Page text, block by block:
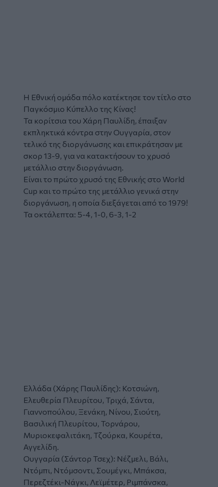
Η Εθνική ομάδα πόλο κατέκτησε τον τίτλο στο
Παγκόσμιο Κύπελλο της Κίνας!
Τα κορίτσια του Χάρη Παυλίδη, έπαιξαν
εκπληκτικά κόντρα στην Ουγγαρία, στον
τελικό της διοργάνωσης και επικράτησαν με
σκορ 13-9, για να κατακτήσουν το χρυσό
μετάλλιο στην διοργάνωση.
Είναι το πρώτο χρυσό της Εθνικής στο World
Cup και το πρώτο της μετάλλιο γενικά στην
διοργάνωση, η οποία διεξάγεται από το 1979!
Τα οκτάλεπτα: 5-4, 1-0, 6-3, 1-2
Ελλάδα (Χάρης Παυλίδης): Κοτσιώνη,
Ελευθερία Πλευρίτου, Τριχά, Σάντα,
Γιαννοπούλου, Ξενάκη, Νίνου, Σιούτη,
Βασιλική Πλευρίτου, Τορνάρου,
Μυριοκεφαλιτάκη, Τζούρκα, Κουρέτα,
Αγγελίδη.
Ουγγαρία (Σάντορ Τσεχ): Νέζμελι, Βάλι,
Ντόμπι, Ντόμσοντι, Σουμέγκι, Μπάκσα,
Περεζτέκι-Νάγκι, Λεϊμέτερ, Ριμπάνσκα,